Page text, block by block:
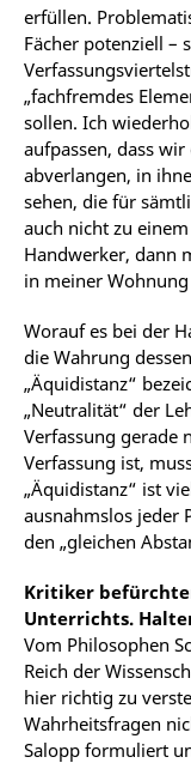
erfüllen.
Fächer potenziell –
„fachfremdes
sollen. Ich
aufpassen, dass
abverlangen, in
sehen, die für
auch nicht zu
Handwerker, dann
in meiner
Worauf es bei der
die Wahrung
„Äquidistanz“
„Neutralität“ der
Verfassung gerade
Verfassung ist,
„Äquidistanz“ ist
ausnahmslos jeder
den „gleichen
Kritiker
Unterrichts.
Vom Philosophen
Reich der
hier richtig zu
Wahrheitsfragen
Salopp formuliert